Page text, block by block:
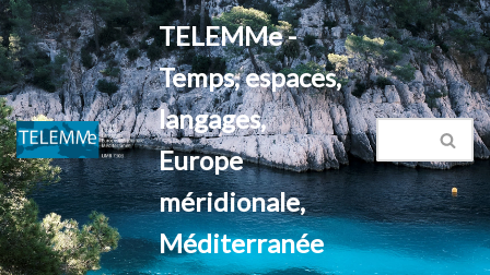
Aller
au
contenu
TELEMMe -
Temps, espaces,
langages,
Europe
méridionale,
Méditerranée